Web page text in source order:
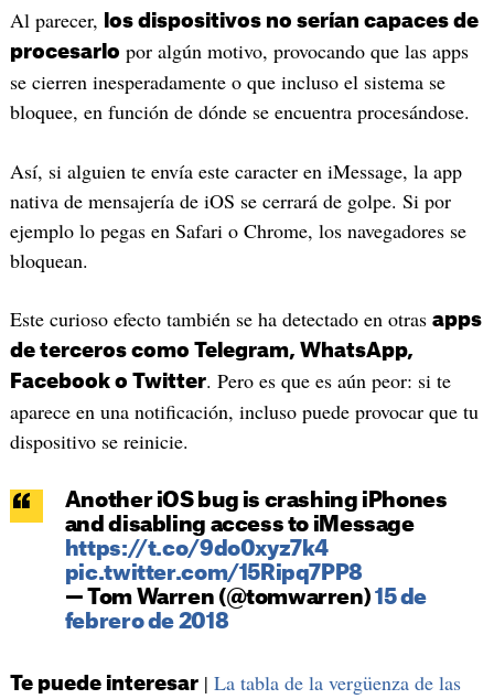
Al parecer,
los dispositivos no serían capaces de
procesarlo por algún motivo, provocando que las apps
se cierren inesperadamente o que incluso el sistema se
bloquee, en función de dónde se encuentra procesándose.
Así, si alguien te envía este caracter en iMessage, la app
nativa de mensajería de iOS se cerrará de golpe. Si por
ejemplo lo pegas en Safari o Chrome, los navegadores se
bloquean.
Este curioso efecto también se ha detectado en otras apps
de terceros como Telegram, WhatsApp,
Facebook o Twitter. Pero es que es aún peor: si te
aparece en una notificación, incluso puede provocar que tu
dispositivo se reinicie.
Another iOS bug is crashing iPhones
and disabling access to iMessage
https://t.co/9do0xyz7k4
pic.twitter.com/15Ripq7PP8
— Tom Warren (@tomwarren) 15 de
febrero de 2018
Te puede interesar| La tabla de la vergüenza de las